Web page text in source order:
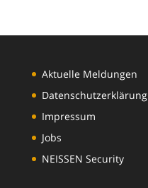
Aktuelle Meldungen
Datenschutzerklärung
Impressum
Jobs
NEISSEN Security